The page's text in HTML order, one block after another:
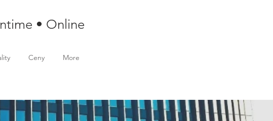
• Online
Ceny More